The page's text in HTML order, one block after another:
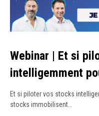
Webinar | Et si
intelligemment
Et si piloter vos stocks
stocks immobilisent…